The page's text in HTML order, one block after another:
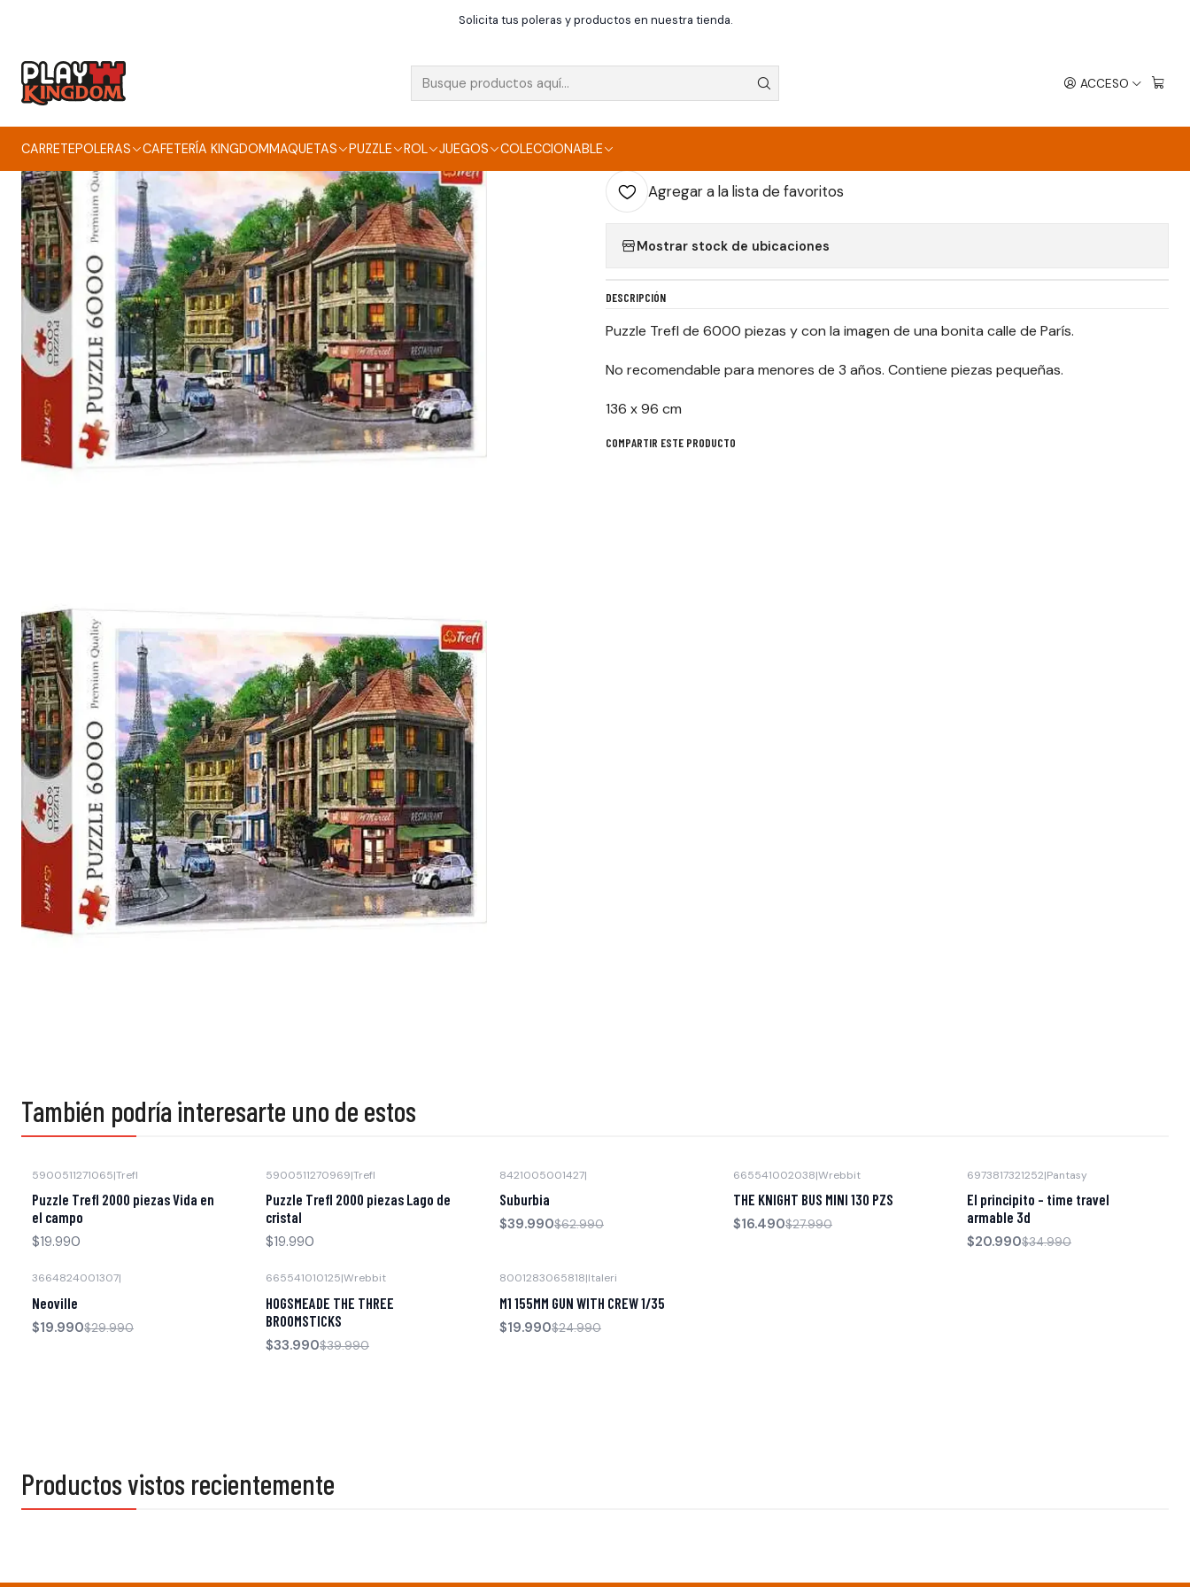
ACCESO
CARRETEPOLERAS CAFETERÍA KINGDOMMAQUETAS PUZZLE ROL JUEGOS COLECCIONABLE
Solicita tus poleras y productos en nuestra tienda.
Inicio Puzzle Puzzle Trefl 6000 piezas Calles de París
PUZZLE TREFL 6000 PIEZAS CALLES DE PARÍS
Cantidad
Agregar a la lista de favoritos
Mostrar stock de ubicaciones
DESCRIPCIÓN
Puzzle Trefl de 6000 piezas y con la imagen de una bonita calle de París.
No recomendable para menores de 3 años. Contiene piezas pequeñas.
136 x 96 cm
COMPARTIR ESTE PRODUCTO
También podría interesarte uno de estos
5900511271065|Trefl
Puzzle Trefl 2000 piezas Vida en
el campo
$19.990
5900511270969|Trefl
Puzzle Trefl 2000 piezas Lago de
cristal
$19.990
8421005001427|
Suburbia
$39.990$62.990
665541002038|Wrebbit
THE KNIGHT BUS MINI 130 PZS
$16.490$27.990
6973817321252|Pantasy
El principito - time travel
armable 3d
$20.990$34.990
3664824001307|
Neoville
$19.990$29.990
665541010125|Wrebbit
HOGSMEADE THE THREE
BROOMSTICKS
$33.990$39.990
Agotado
8001283065818|Italeri
M1 155MM GUN WITH CREW 1/35
$19.990$24.990
Productos vistos recientemente